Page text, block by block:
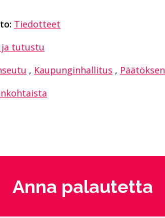
Tiedotteet
tutustu
, Kaupunginhallitus ,
Anna palautetta